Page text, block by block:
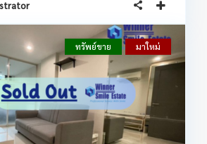
ทรัพย์ขาย มาใหม่